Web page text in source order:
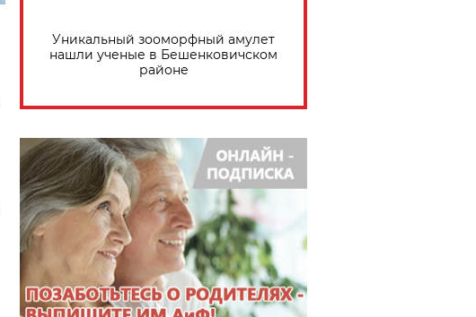
Уникальный зооморфный амулет
нашли ученые в Бешенковичском
районе